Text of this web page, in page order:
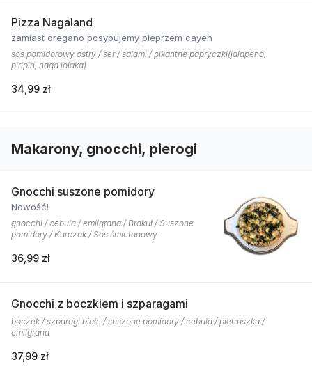
Pizza Nagaland
zamiast oregano posypujemy pieprzem cayen
sos pomidorowy ostry / ser / salami / pikantne papryczki(jalapeno,
piripiri, naga jolaka)
34,99 zł
Makarony, gnocchi, pierogi
Gnocchi suszone pomidory
Nowość!
gnocchi / cebula / emilgrana / Brokuł / Suszone
pomidory / Kurczak / Sos śmietanowy
36,99 zł
Gnocchi z boczkiem i szparagami
boczek / szparagi białe / suszone pomidory / cebula / pietruszka /
emilgrana
37,99 zł